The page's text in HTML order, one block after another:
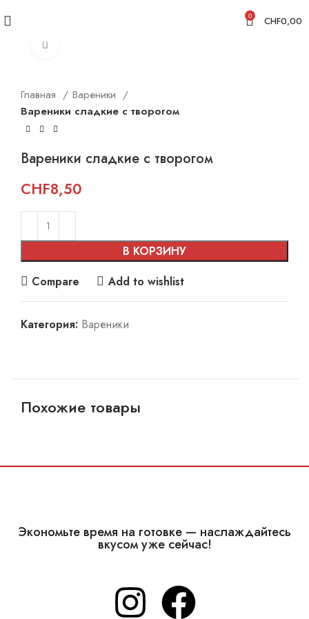
0 CHF0,00
Главная
Вареники
Вареники сладкие с творогом
Вареники сладкие с творогом
CHF8,50
В КОРЗИНУ
Compare
Add to wishlist
Категория: Вареники
Похожие товары
Экономьте время на готовке — наслаждайтесь
вкусом уже сейчас!